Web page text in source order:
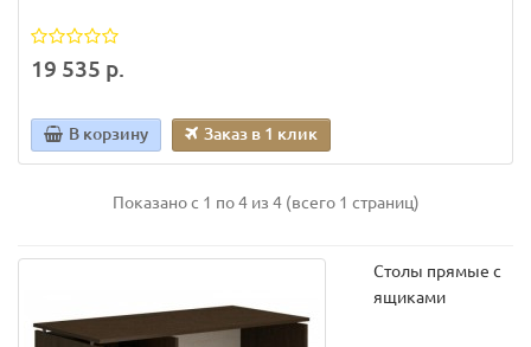
19 535 р.
В корзину Заказ в 1 клик
Показано с 1 по 4 из 4 (всего 1 страниц)
Столы прямые с
ящиками